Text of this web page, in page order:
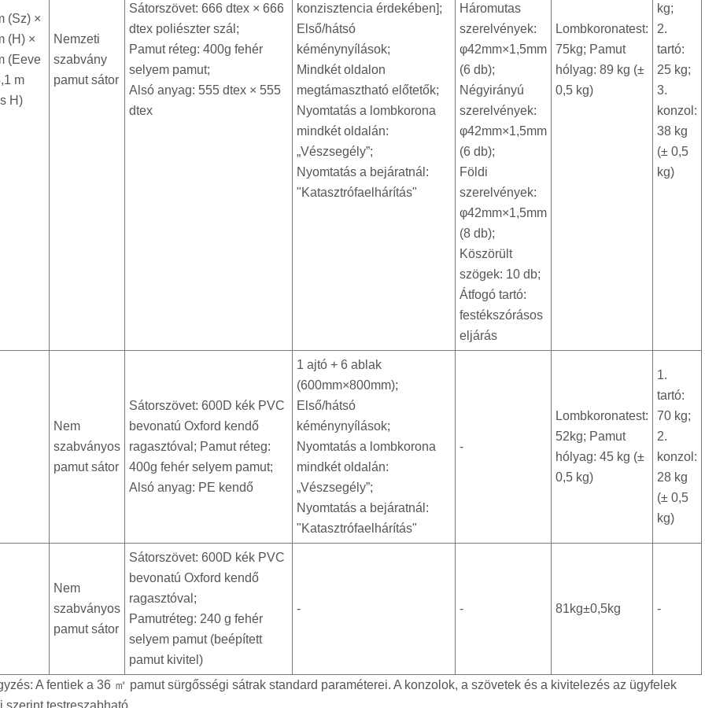
(Sz) ×
(H) ×
(Eeve
m
H)
Nemzeti
szabvány
pamut sátor
Sátorszövet: 666 dtex × 666
dtex poliészter szál;
Pamut réteg: 400g fehér
selyem pamut;
Alsó anyag: 555 dtex × 555
dtex
konzisztencia érdekében];
Első/hátsó
kéménynyílások;
Mindkét oldalon
megtámasztható előtetők;
Nyomtatás a lombkorona
mindkét oldalán:
„Vészsegély”;
Nyomtatás a bejáratnál:
"Katasztrófaelhárítás"
Háromutas
szerelvények:
φ42mm×1,5mm
(6 db);
Négyirányú
szerelvények:
φ42mm×1,5mm
(6 db);
Földi
szerelvények:
φ42mm×1,5mm
(8 db);
Köszörült
szögek: 10 db;
Átfogó tartó:
festékszórásos
eljárás
Lombkoronatest:
75kg; Pamut
hólyag: 89 kg (±
0,5 kg)
kg;
2.
tartó:
25 kg;
3.
konzol:
38 kg
(± 0,5
kg)
Nem
szabványos
pamut sátor
Sátorszövet: 600D kék PVC
bevonatú Oxford kendő
ragasztóval; Pamut réteg:
400g fehér selyem pamut;
Alsó anyag: PE kendő
1 ajtó + 6 ablak
(600mm×800mm);
Első/hátsó
kéménynyílások;
Nyomtatás a lombkorona
mindkét oldalán:
„Vészsegély”;
Nyomtatás a bejáratnál:
"Katasztrófaelhárítás"
-
Lombkoronatest:
52kg; Pamut
hólyag: 45 kg (±
0,5 kg)
1.
tartó:
70 kg;
2.
konzol:
28 kg
(± 0,5
kg)
Nem
szabványos
pamut sátor
Sátorszövet: 600D kék PVC
bevonatú Oxford kendő
ragasztóval;
Pamutréteg: 240 g fehér
selyem pamut (beépített
pamut kivitel)
- - 81kg±0,5kg -
A fentiek a 36 ㎡ pamut sürgősségi sátrak standard paraméterei. A konzolok, a szövetek és a kivitelezés az ügyfelek
szerint testreszabható.